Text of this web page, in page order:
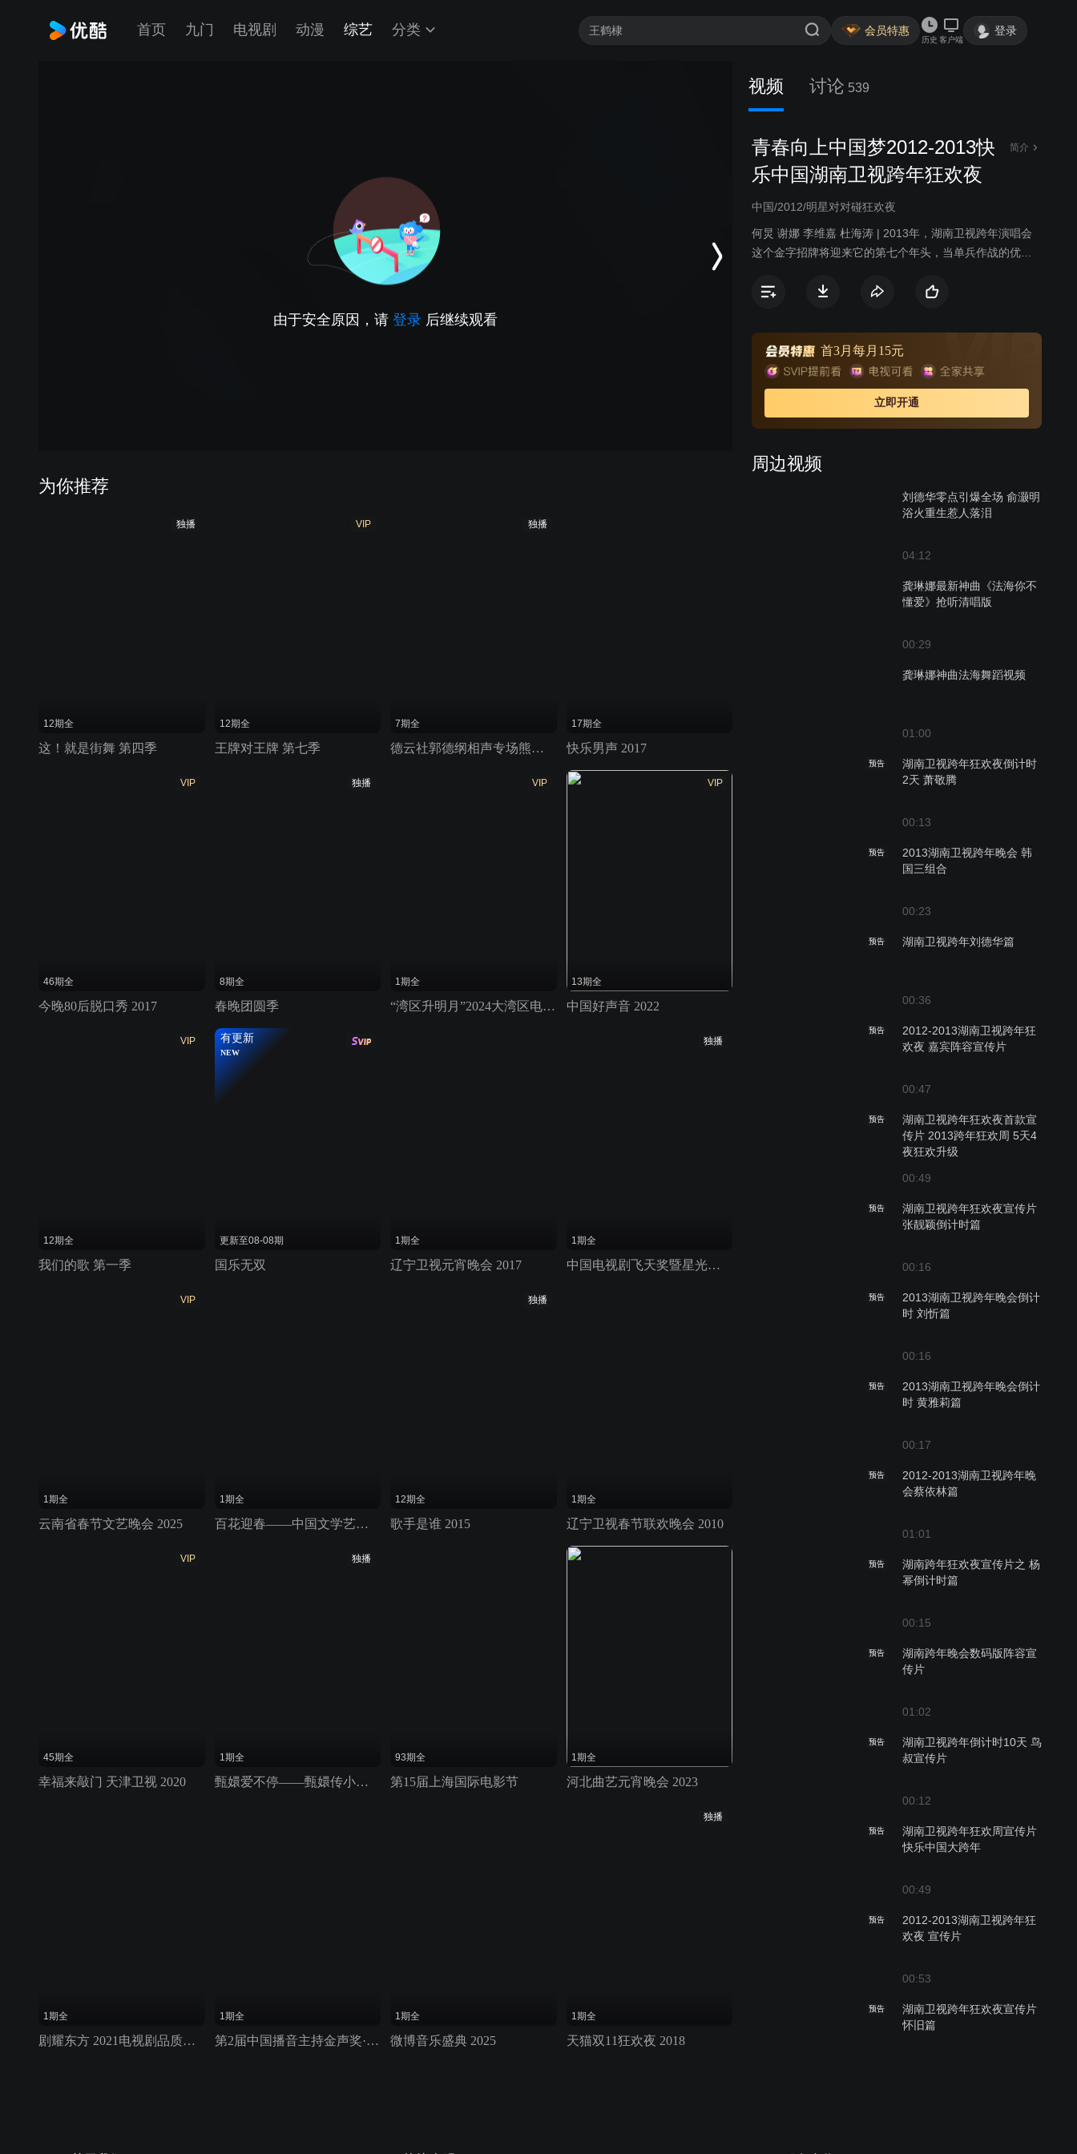
首页 九门 电视剧 动漫 综艺 分类 会员特惠
历史 客户端
登录
由于安全原因，请 登录 后继续观看
视频 讨论 539
青春向上中国梦2012-2013快
乐中国湖南卫视跨年狂欢夜
简介
中国/2012/明星对对碰狂欢夜
何炅 谢娜 李维嘉 杜海涛 | 2013年，湖南卫视跨年演唱会
这个金字招牌将迎来它的第七个年头，当单兵作战的优势
次跨年采用集体作战形式，内容品牌集群出击，从一晚的
首3月每月15元
立即开通
周边视频
刘德华零点引爆全场 俞灏明
浴火重生惹人落泪
04:12
龚琳娜最新神曲《法海你不
懂爱》抢听清唱版
00:29
龚琳娜神曲法海舞蹈视频
01:00
预告
湖南卫视跨年狂欢夜倒计时
2天 萧敬腾
00:13
预告
2013湖南卫视跨年晚会 韩
国三组合
00:23
预告 湖南卫视跨年刘德华篇
00:36
预告
2012-2013湖南卫视跨年狂
欢夜 嘉宾阵容宣传片
00:47
预告
湖南卫视跨年狂欢夜首款宣
传片 2013跨年狂欢周 5天4
夜狂欢升级
00:49
预告
湖南卫视跨年狂欢夜宣传片
张靓颖倒计时篇
00:16
预告
2013湖南卫视跨年晚会倒计
时 刘忻篇
00:16
预告
2013湖南卫视跨年晚会倒计
时 黄雅莉篇
00:17
预告
2012-2013湖南卫视跨年晚
会蔡依林篇
01:01
预告
湖南跨年狂欢夜宣传片之 杨
幂倒计时篇
00:15
预告
湖南跨年晚会数码版阵容宣
传片
01:02
预告
湖南卫视跨年倒计时10天 鸟
叔宣传片
00:12
预告
湖南卫视跨年狂欢周宣传片
快乐中国大跨年
00:49
预告
2012-2013湖南卫视跨年狂
欢夜 宣传片
00:53
预告
湖南卫视跨年狂欢夜宣传片
怀旧篇
为你推荐
独播
12期全
这！就是街舞 第四季
VIP
12期全
王牌对王牌 第七季
独播
7期全
德云社郭德纲相声专场熊本站 2017
17期全
快乐男声 2017
VIP
46期全
今晚80后脱口秀 2017
独播
8期全
春晚团圆季
VIP
1期全
“湾区升明月”2024大湾区电影音乐晚会
VIP
13期全
中国好声音 2022
VIP
12期全
我们的歌 第一季
有更新
NEW
更新至08-08期
国乐无双
1期全
辽宁卫视元宵晚会 2017
独播
1期全
中国电视剧飞天奖暨星光奖 2022
VIP
1期全
云南省春节文艺晚会 2025
1期全
百花迎春——中国文学艺术界2026春节大联欢
独播
12期全
歌手是谁 2015
1期全
辽宁卫视春节联欢晚会 2010
VIP
45期全
幸福来敲门 天津卫视 2020
独播
1期全
甄嬛爱不停——甄嬛传小主节晚会
93期全
第15届上海国际电影节
1期全
河北曲艺元宵晚会 2023
1期全
剧耀东方 2021电视剧品质盛典
1期全
第2届中国播音主持金声奖·颁奖典礼
1期全
微博音乐盛典 2025
独播
1期全
天猫双11狂欢夜 2018